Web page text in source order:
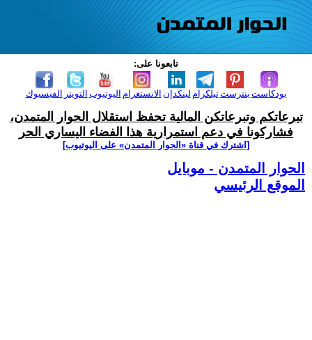
تابعونا على:
الفيسبوك التويتر اليوتيوب الانستغرام لينكدإن تيلكرامبنترست بودكاست
تبرعاتكم وتبرعاتكن المالية تحفظ استقلال الحوار المتمدن،
فشاركونا في دعم استمرارية هذا الفضاء اليساري الحر
[اشترك في قناة ‫«الحوار المتمدن» على اليوتيوب]
الحوار المتمدن - موبايل
الموقع الرئيسي